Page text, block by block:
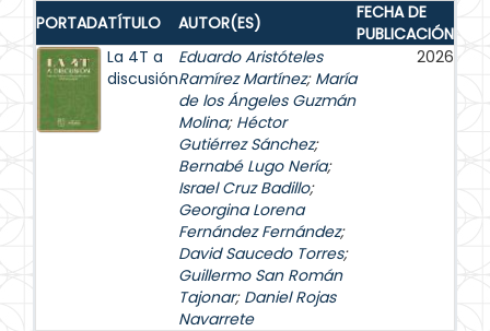
PORTADATÍTULO AUTOR(ES)
FECHA DE
PUBLICACIÓN
La 4T a
discusión
Eduardo Aristóteles
Ramírez Martínez; María
de los Ángeles Guzmán
Molina; Héctor
Gutiérrez Sánchez;
Bernabé Lugo Nería;
Israel Cruz Badillo;
Georgina Lorena
Fernández Fernández;
David Saucedo Torres;
Guillermo San Román
Tajonar; Daniel Rojas
Navarrete
2026